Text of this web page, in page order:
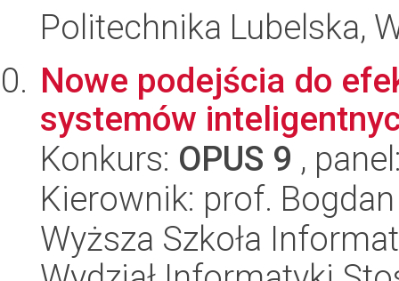
Politechnika Lubelska,
Nowe podejścia do
systemów
Konkurs: OPUS 9 ,
Kierownik: prof.
Wyższa Szkoła